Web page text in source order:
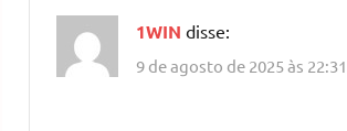
1WIN disse:
9 de agosto de 2025 às 22:31